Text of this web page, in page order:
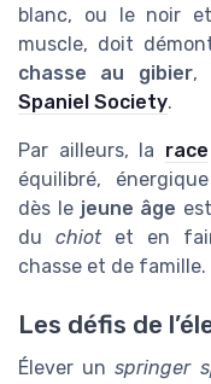
blanc, ou le noir
muscle, doit
chasse au gibier,
Spaniel Society.
Par ailleurs, la race
équilibré,
dès le jeune âge
du chiotet en
chasse et de famille.
Les défis de
Élever unspringer